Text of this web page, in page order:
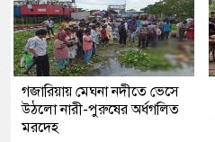
গজারিয়ায় মেঘনা নদীতে ভেসে
উঠলো নারী-পুরুষের অর্ধগলিত
মরদেহ